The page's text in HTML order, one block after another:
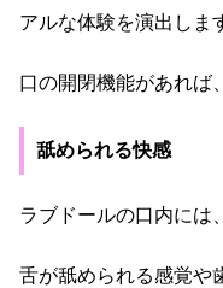
アルな体験を演出しま
口の開閉機能があれば
舐められる快感
ラブドールの口内には
舌が舐められる感覚や